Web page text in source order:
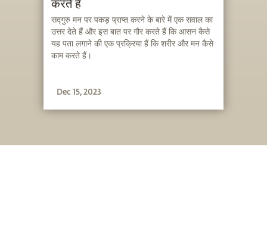
करते हैं
सद्गुरु मन पर पकड़ प्राप्त करने के बारे में एक सवाल का
उत्तर देते हैं और इस बात पर गौर करते हैं कि आसन कैसे
यह पता लगाने की एक प्रक्रिया हैं कि शरीर और मन कैसे
काम करते हैं।
Dec 15, 2023